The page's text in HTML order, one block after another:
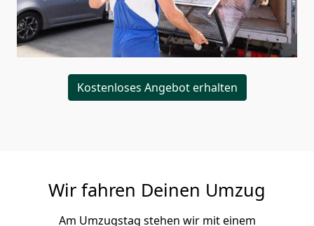
Kostenloses Angebot erhalten
Wir fahren Deinen Umzug
Am Umzugstag stehen wir mit einem